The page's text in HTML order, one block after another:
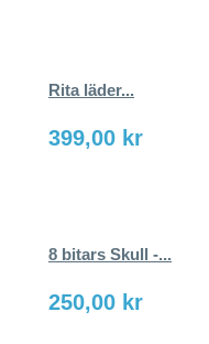
Rita läder...
399,00 kr
8 bitars Skull -...
250,00 kr